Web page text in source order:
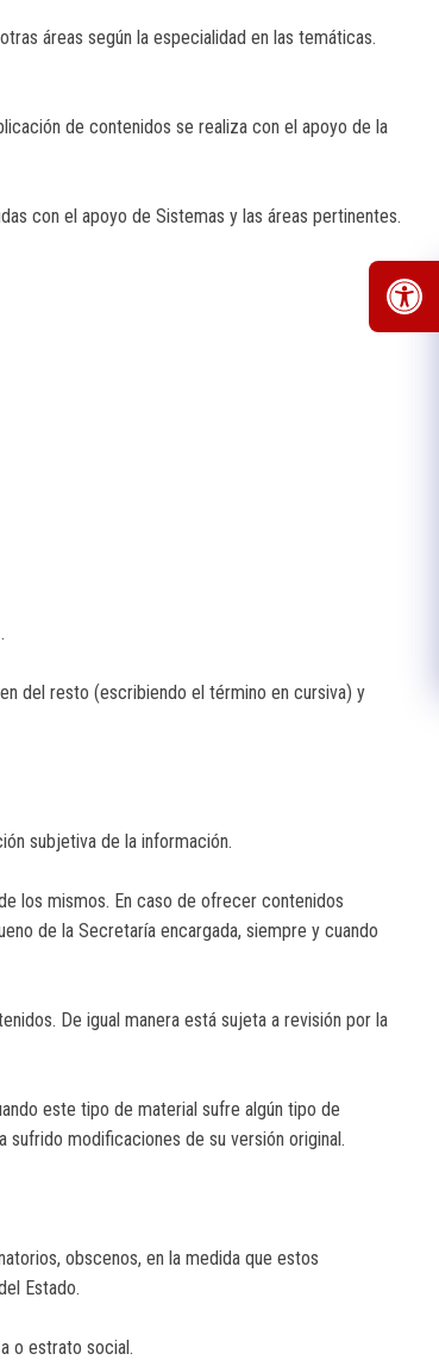
áreas según la especialidad en las temáticas.
de contenidos se realiza con el apoyo de la
con el apoyo de Sistemas y las áreas pertinentes.
del resto (escribiendo el término en cursiva) y
subjetiva de la información.
los mismos. En caso de ofrecer contenidos
de la Secretaría encargada, siempre y cuando
De igual manera está sujeta a revisión por la
este tipo de material sufre algún tipo de
modificaciones de su versión original.
obscenos, en la medida que estos
Estado.
o estrato social.